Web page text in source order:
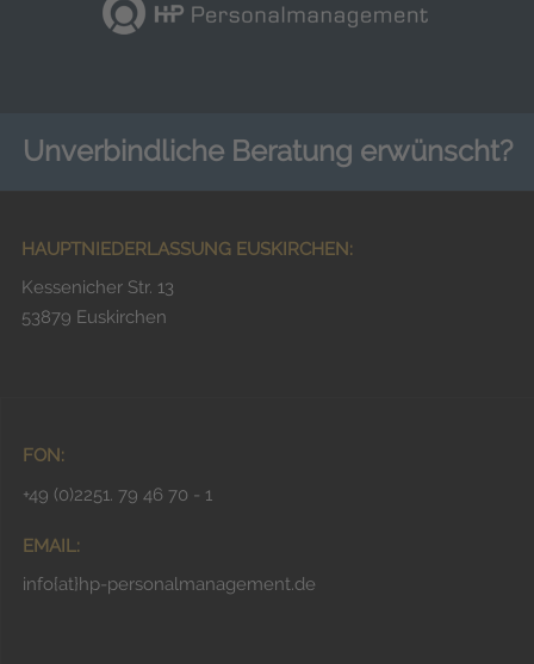
Unverbindliche Beratung erwünscht?
HAUPTNIEDERLASSUNG EUSKIRCHEN:
Kessenicher Str. 13
53879 Euskirchen
FON:
+49 (0)2251. 79 46 70 - 1
EMAIL:
info{at}hp-personalmanagement.de